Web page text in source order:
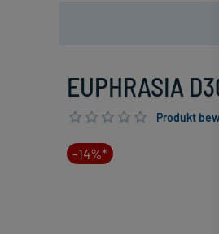
EUPHRASIA
Produkt
-14%*